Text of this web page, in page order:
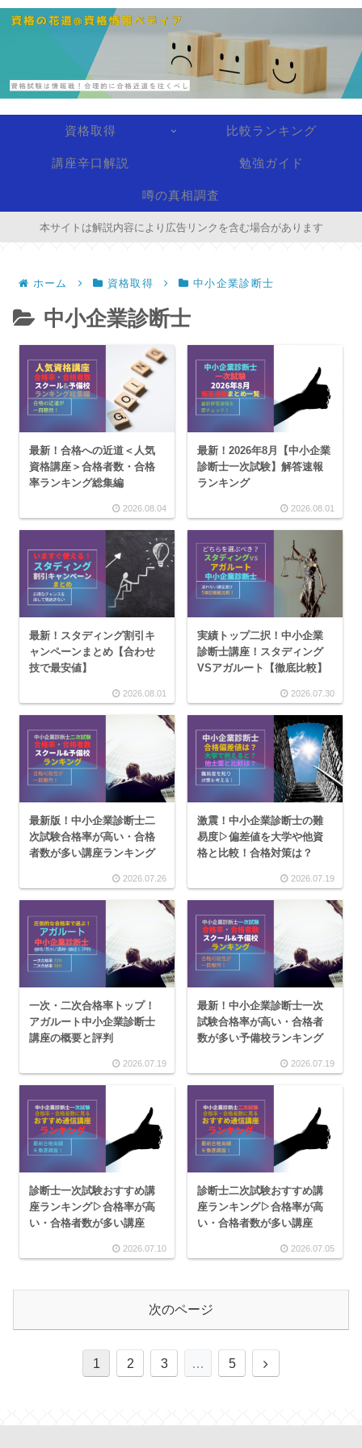
資格取得 比較ランキング
講座辛口解説 勉強ガイド
噂の真相調査
本サイトは解説内容により広告リンクを含む場合があります
ホーム 資格取得 中小企業診断士
中小企業診断士
最新！合格への近道＜人気
資格講座＞合格者数・合格
率ランキング総集編
2026.08.04
最新！2026年8月【中小企業
診断士一次試験】解答速報
ランキング
2026.08.01
最新！スタディング割引キ
ャンペーンまとめ【合わせ
技で最安値】
2026.08.01
実績トップ二択！中小企業
診断士講座！スタディング
VSアガルート【徹底比較】
2026.07.30
最新版！中小企業診断士二
次試験合格率が高い・合格
者数が多い講座ランキング
2026.07.26
激震！中小企業診断士の難
易度▷偏差値を大学や他資
格と比較！合格対策は？
2026.07.19
一次・二次合格率トップ！
アガルート中小企業診断士
講座の概要と評判
2026.07.19
最新！中小企業診断士一次
試験合格率が高い・合格者
数が多い予備校ランキング
2026.07.19
診断士一次試験おすすめ講
座ランキング▷合格率が高
い・合格者数が多い講座
2026.07.10
診断士二次試験おすすめ講
座ランキング▷合格率が高
い・合格者数が多い講座
2026.07.05
次のページ
1 2 3 … 5